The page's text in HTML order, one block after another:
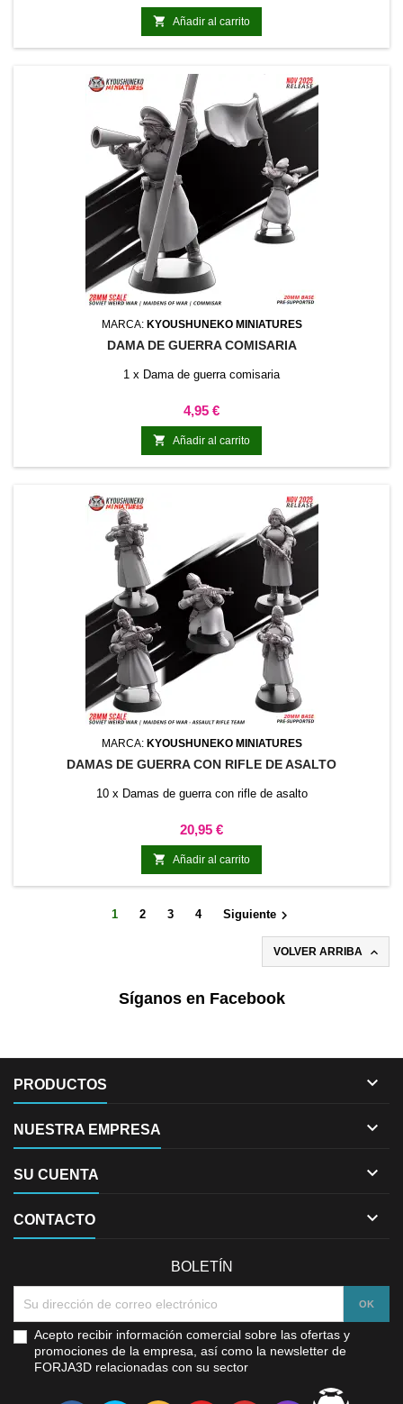
 Añadir al carrito
MARCA: KYOUSHUNEKO MINIATURES
DAMA DE GUERRA COMISARIA
1 x Dama de guerra comisaria
Precio
4,95 €
 Añadir al carrito
MARCA: KYOUSHUNEKO MINIATURES
DAMAS DE GUERRA CON RIFLE DE ASALTO
10 x Damas de guerra con rifle de asalto
Precio
20,95 €
 Añadir al carrito
1 2 3 4 Siguiente
VOLVER ARRIBA 
Síganos en Facebook
PRODUCTOS 
NUESTRA EMPRESA 
SU CUENTA 
CONTACTO 
BOLETÍN
Acepto recibir información comercial sobre las ofertas y
promociones de la empresa, así como la newsletter de
FORJA3D relacionadas con su sector